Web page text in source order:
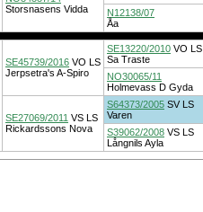
Storsnasens Vidda
N12138/07
Åa
SE45739/2016 VO LS
Jerpsetra's A-Spiro
SE13220/2010 VO LS
Sa Traste
NO30065/11
Holmevass D Gyda
SE27069/2011 VS LS
Rickardssons Nova
S64373/2005 SVLS
Varen
S39062/2008 VS LS
Långnils Ayla